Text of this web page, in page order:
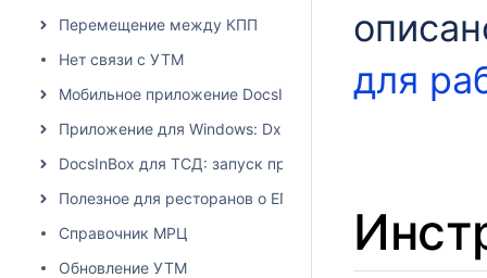
Перемещение между КПП
Нет связи с УТМ
Мобильное приложение DocsInBox
Приложение для Windows: Dxbx.Desktop
DocsInBox для ТСД: запуск приложения на терминалах
Полезное для ресторанов о ЕГАИС
Справочник МРЦ
Обновление УТМ
для